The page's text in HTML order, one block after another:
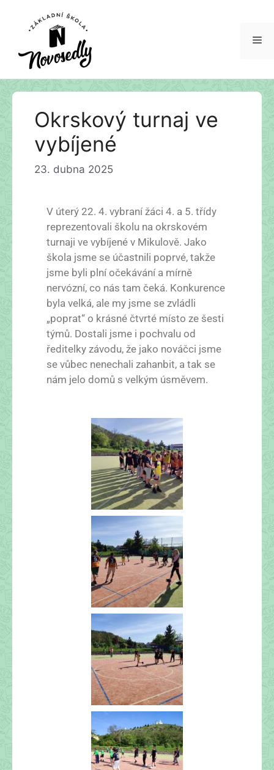
Okrskový turnaj ve
vybíjené
23. dubna 2025
V úterý 22. 4. vybraní žáci 4. a 5. třídy
reprezentovali školu na okrskovém
turnaji ve vybíjené v Mikulově. Jako
škola jsme se účastnili poprvé, takže
jsme byli plní očekávání a mírně
nervózní, co nás tam čeká. Konkurence
byla velká, ale my jsme se zvládli
„poprat“ o krásné čtvrté místo ze šesti
týmů. Dostali jsme i pochvalu od
ředitelky závodu, že jako nováčci jsme
se vůbec nenechali zahanbit, a tak se
nám jelo domů s velkým úsměvem.